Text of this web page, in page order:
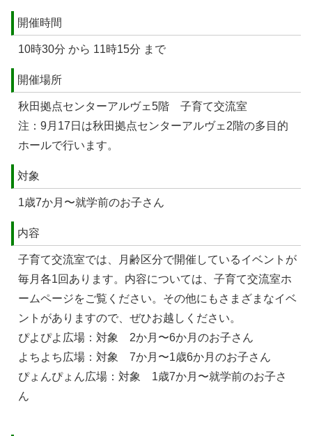
開催時間
10時30分 から 11時15分 まで
開催場所
秋田拠点センターアルヴェ5階 子育て交流室
注：9月17日は秋田拠点センターアルヴェ2階の多目的
ホールで行います。
対象
1歳7か月〜就学前のお子さん
内容
子育て交流室では、月齢区分で開催しているイベントが
毎月各1回あります。内容については、子育て交流室ホ
ームページをご覧ください。その他にもさまざまなイベ
ントがありますので、ぜひお越しください。
ぴよぴよ広場：対象 2か月〜6か月のお子さん
よちよち広場：対象 7か月〜1歳6か月のお子さん
ぴょんぴょん広場：対象 1歳7か月〜就学前のお子さ
ん